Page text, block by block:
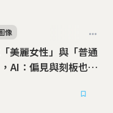
美麗女性」與「普通
AI：偏見與刻板也是
像